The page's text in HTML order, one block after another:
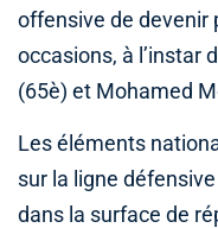
offensive de devenir
occasions, à l’instar
(65è) et Mohamed
Les éléments
sur la ligne
dans la surface de